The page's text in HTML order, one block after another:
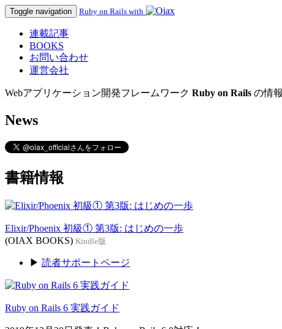
Toggle navigation Ruby on Rails with
連載記事
BOOKS
お問い合わせ
運営会社
Webアプリケーション開発フレームワーク Ruby on Rails の情
News
書籍情報
Elixir/Phoenix 初級① 第3版: はじめの一歩
(OIAX BOOKS) Kindle版
▶ 読者サポートページ
Ruby on Rails 6 実践ガイド